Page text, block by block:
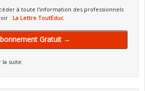
à toute l'information des professionnels
: La Lettre ToutEduc
Gratuit →
la suite.